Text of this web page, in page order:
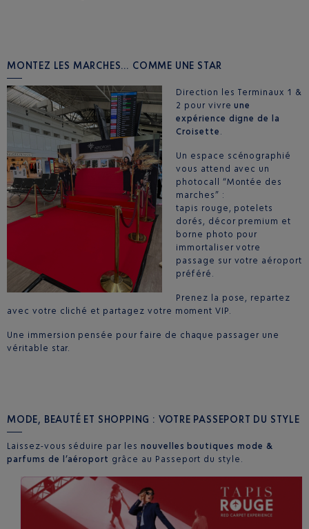
MONTEZ LES MARCHES… COMME UNE STAR
Direction les Terminaux 1 &
2 pour vivreune
expérience digne de la
Croisette .
Un espace scénographié
vous attend avec un
photocall “Montée des
marches” :
tapis rouge, potelets
dorés, décor premium et
borne photo pour
immortaliser votre
passage sur votre aéroport
préféré.
Prenez la pose, repartez
avec votre cliché et partagez votre moment VIP.
Une immersion pensée pour faire de chaque passager une
véritable star.
MODE, BEAUTÉ ET SHOPPING : VOTRE PASSEPORT DU STYLE
Laissez-vous séduire par les nouvelles boutiques mode &
parfums de l’aéroport grâce au Passeport du style.